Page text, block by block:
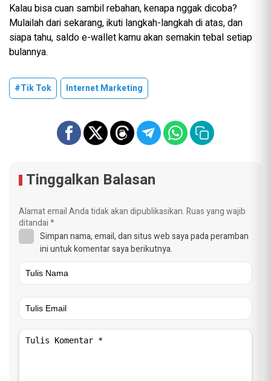
Kalau bisa cuan sambil rebahan, kenapa nggak dicoba?
Mulailah dari sekarang, ikuti langkah-langkah di atas, dan
siapa tahu, saldo e-wallet kamu akan semakin tebal setiap
bulannya.
#Tik Tok Internet Marketing
Tinggalkan Balasan
Alamat email Anda tidak akan dipublikasikan.Ruas yang wajib
ditandai*
Simpan nama, email, dan situs web saya pada peramban
ini untuk komentar saya berikutnya.